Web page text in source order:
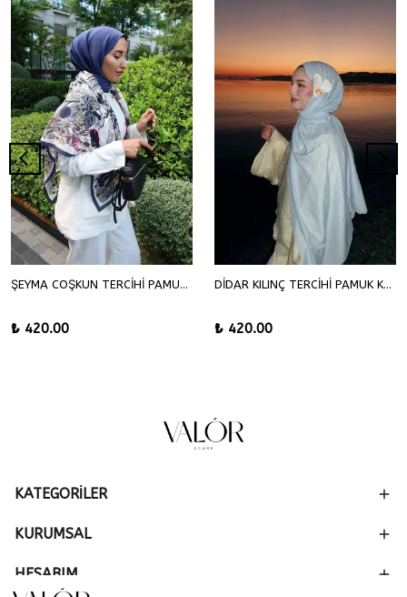
ŞEYMA COŞKUN TERCİHİ PAMUK KRAŞ ŞAL
₺ 420.00
DİDAR KILINÇ TERCİHİ PAMUK KRAŞ ŞAL
₺ 420.00
KATEGORİLER
KURUMSAL
HESABIM